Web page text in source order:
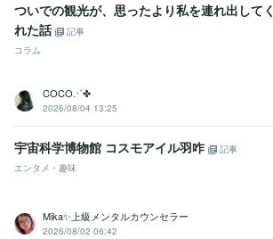
ついでの観光が、思ったより私を連れ出してく
れた話
記事
コラム
COCO⋰✤
2026/08/04 13:25
宇宙科学博物館 コスモアイル羽咋
記事
エンタメ・趣味
Mika✨上級メンタルカウンセラー
2026/08/02 06:42